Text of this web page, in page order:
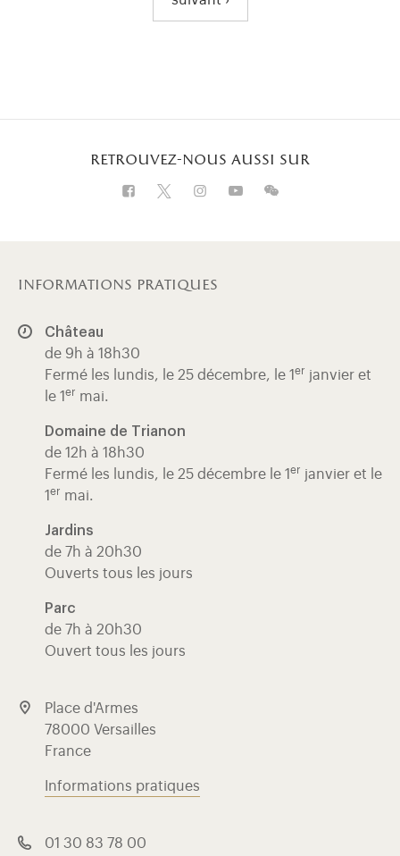
retrouvez-nous aussi sur
Visitez notre Facebook (ouverture dans
Visitez notre X (ouverture dans un
Visitez notre Instagram
Visitez notre WeChat
Visitez notre
informations pratiques
Château
de 9h à 18h30
Fermé les lundis, le 25 décembre, le 1 er janvier et
le 1 er mai.
Domaine de Trianon
de 12h à 18h30
Fermé les lundis, le 25 décembre le 1 er janvier et le
1 er mai.
Jardins
de 7h à 20h30
Ouverts tous les jours
Parc
de 7h à 20h30
Ouvert tous les jours
Place d'Armes
78000 Versailles
France
Informations pratiques
01 30 83 78 00